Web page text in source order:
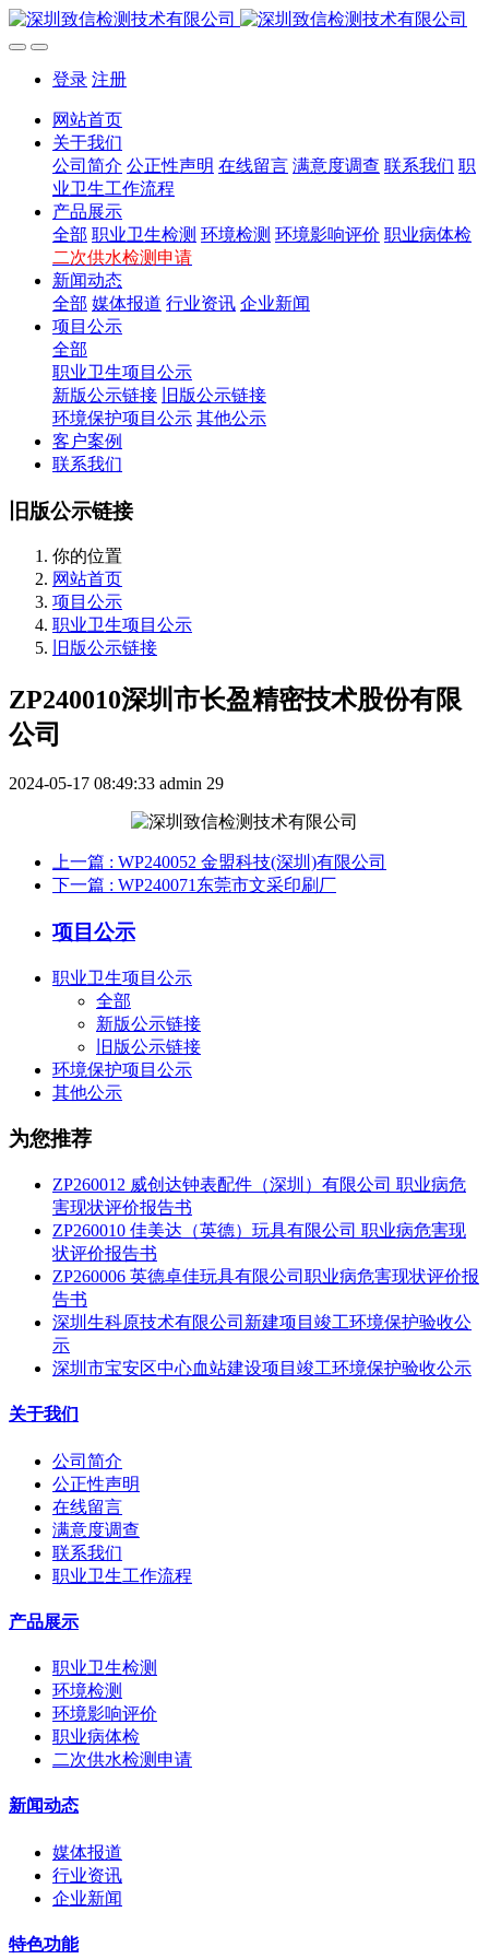
登录 注册
网站首页
关于我们
公司简介 公正性声明 在线留言 满意度调查 联系我们 职
业卫生工作流程
产品展示
全部 职业卫生检测 环境检测 环境影响评价 职业病体检
二次供水检测申请
新闻动态
全部 媒体报道 行业资讯 企业新闻
项目公示
全部
职业卫生项目公示
新版公示链接
旧版公示链接
环境保护项目公示 其他公示
客户案例
联系我们
旧版公示链接
你的位置
网站首页
项目公示
职业卫生项目公示
旧版公示链接
ZP240010深圳市长盈精密技术股份有限
公司
2024-05-17 08:49:33 admin 29
上一篇 : WP240052 金盟科技(深圳)有限公司
下一篇 : WP240071东莞市文采印刷厂
项目公示
职业卫生项目公示
全部
新版公示链接
旧版公示链接
环境保护项目公示
其他公示
为您推荐
ZP260012 威创达钟表配件（深圳）有限公司 职业病危
害现状评价报告书
ZP260010 佳美达（英德）玩具有限公司 职业病危害现
状评价报告书
ZP260006 英德卓佳玩具有限公司职业病危害现状评价报
告书
深圳生科原技术有限公司新建项目竣工环境保护验收公
示
深圳市宝安区中心血站建设项目竣工环境保护验收公示
关于我们
公司简介
公正性声明
在线留言
满意度调查
联系我们
职业卫生工作流程
产品展示
职业卫生检测
环境检测
环境影响评价
职业病体检
二次供水检测申请
新闻动态
媒体报道
行业资讯
企业新闻
特色功能